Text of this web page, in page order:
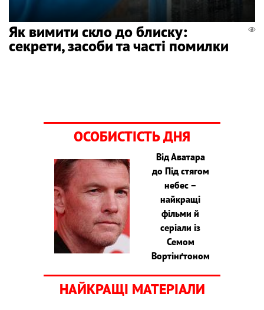
Як вимити скло до блиску:
секрети, засоби та часті помилки
ОСОБИСТІСТЬ ДНЯ
Від Аватара
до Під стягом
небес –
найкращі
фільми й
серіали із
Семом
Вортінґтоном
НАЙКРАЩІ МАТЕРІАЛИ